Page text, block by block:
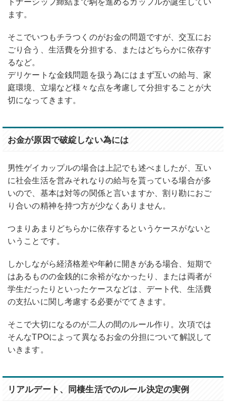
ます。
そこでいつもチラつくのがお金の問題ですが、交互にお
ごり合う、生活費を分担する、またはどちらかに依存す
るなど。
デリケートな金銭問題を扱う為にはまず互いの給与、家
庭環境、立場など様々な点を考慮して分担することが大
切になってきます。
お金が原因で破綻しない為には
男性ゲイカップルの場合は上記でも述べましたが、互い
に社会生活を営みそれなりの給与を貰っている場合が多
いので、基本は対等の関係と言いますか、割り勘におご
り合いの精神を持つ方が少なくありません。
つまりあまりどちらかに依存するというケースがないと
いうことです。
しかしながら経済格差や年齢に開きがある場合、短期で
はあるものの金銭的に余裕がなかったり、または両者が
学生だったりといったケースなどは、デート代、生活費
の支払いに関し考慮する必要がでてきます。
そこで大切になるのが二人の間のルール作り。次項では
そんなTPOによって異なるお金の分担について解説して
いきます。
リアルデート、同棲生活でのルール決定の実例